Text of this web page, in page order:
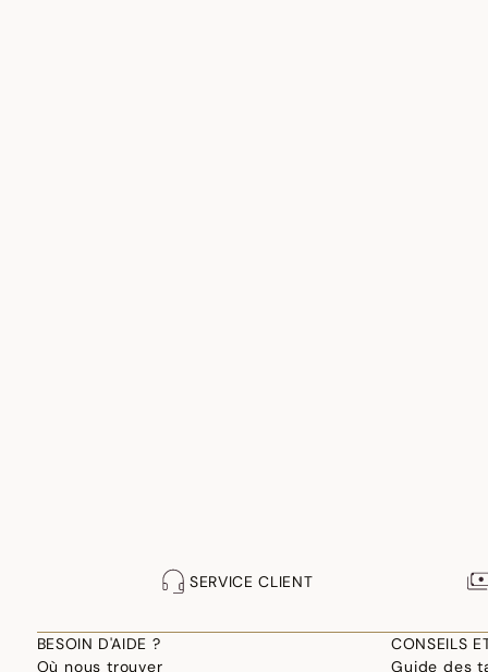
SERVICE CLIENT
BESOIN D'AIDE ?
Où nous trouver
CONSEILS
Guide des